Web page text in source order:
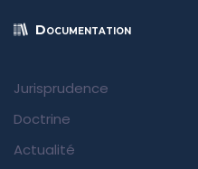
Documentation
Jurisprudence
Doctrine
Actualité